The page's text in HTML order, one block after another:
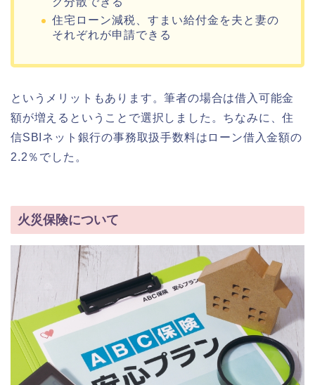
住宅ローン減税、すまい給付金を夫と妻の
それぞれが申請できる
というメリットもあります。筆者の場合は借入可能金
額が増えるということで選択しました。ちなみに、住
信SBIネット銀行の事務取扱手数料はローン借入金額の
2.2％でした。
火災保険について